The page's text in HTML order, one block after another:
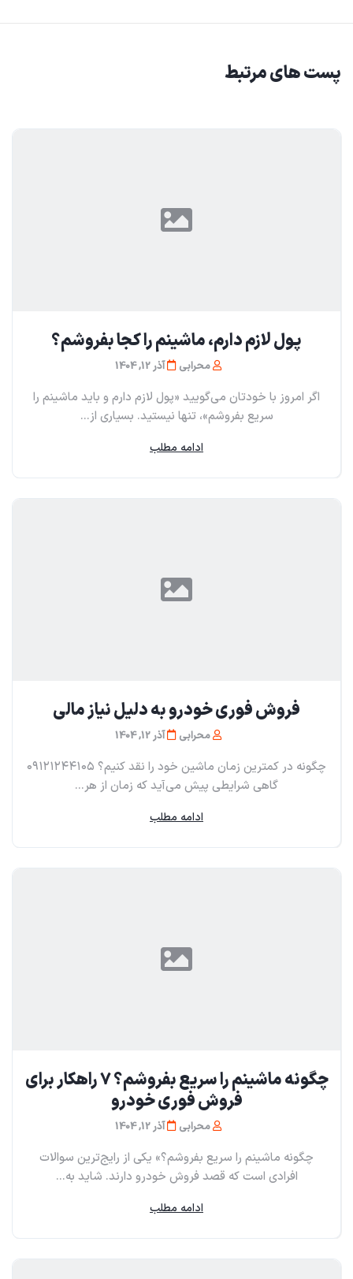
پست های مرتبط
پول لازم دارم، ماشینم را کجا بفروشم؟
محرابی آذر 12, 1404
اگر امروز با خودتان می‌گویید «پول لازم دارم و باید ماشینم را
سریع بفروشم»، تنها نیستید. بسیاری از...
ادامه مطلب
فروش فوری خودرو به دلیل نیاز مالی
محرابی آذر 12, 1404
چگونه در کمترین زمان ماشین خود را نقد کنیم؟ ۰۹۱۲۱۲۴۴۱۰۵
گاهی شرایطی پیش می‌آید که زمان از هر...
ادامه مطلب
چگونه ماشینم را سریع بفروشم؟ ۷ راهکار برای
فروش فوری خودرو
محرابی آذر 12, 1404
چگونه ماشینم را سریع بفروشم؟» یکی از رایج‌ترین سوالات
افرادی است که قصد فروش خودرو دارند. شاید به...
ادامه مطلب